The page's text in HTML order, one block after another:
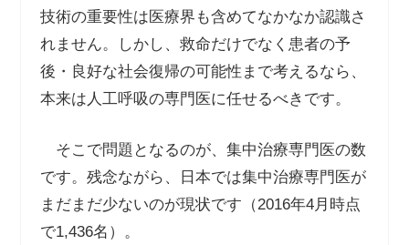
技術の重要性は医療界も含めてなかなか認識さ
れません。しかし、救命だけでなく患者の予
後・良好な社会復帰の可能性まで考えるなら、
本来は人工呼吸の専門医に任せるべきです。
そこで問題となるのが、集中治療専門医の数
です。残念ながら、日本では集中治療専門医が
まだまだ少ないのが現状です（2016年4月時点
で1,436名）。